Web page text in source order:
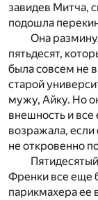
завидев Митча,
подошла
Она
пятьдесят,
была совсем не
старой
мужу, Айку. Но
внешность и все
возражала, если
не откровенно
Френки все еще
парикмахера ее